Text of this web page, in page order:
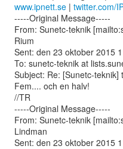
www.ipnett.se | twitter.com/
-----Original Message-----
From: Sunetc-teknik
Rium
Sent: den 23 oktober 2015
To: sunetc-teknik at
Subject: Re: [Sunetc-teknik]
Fem.... och en halv!
//TR
-----Original Message-----
From: Sunetc-teknik
Lindman
Sent: den 23 oktober 2015